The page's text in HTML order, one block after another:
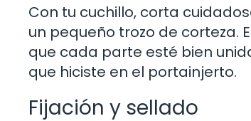
Con tu cuchillo, corta
un pequeño trozo de corteza.
que cada parte esté bien
que hiciste en el portainjerto.
Fijación y sellado